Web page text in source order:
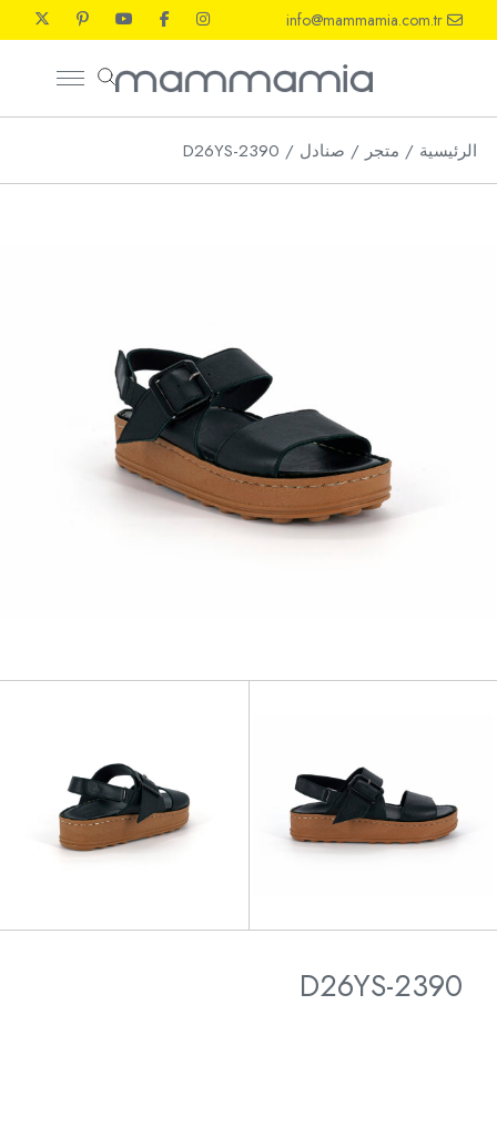
the
info@mammamia.com.tr
الرئيسية متجر صنادل D26YS-2390
D26YS-2390